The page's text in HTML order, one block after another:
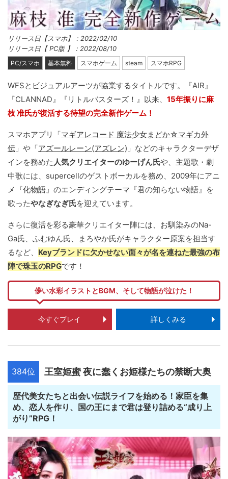
リリース日【スマホ】：2022/02/10
リリース日【 PC版 】：2022/08/10
PC/スマホ 基本無料 スマホゲーム steam スマホRPG
WFSとビジュアルアーツが協業するタイトルです。『AIR』
『CLANNAD』『リトルバスターズ！』以来、 15年振りに麻
枝 准氏が復活する待望の完全新作ゲーム！
スマホアプリ「マギアレコード 魔法少女まどか☆マギカ外
伝 」や「アズールレーン(アズレン) 」などのキャラクターデザ
インを務めた 人気クリエイターのゆーげん氏や、主題歌・劇
中歌には、supercellのゲストボーカルを務め、2009年にアニ
メ『化物語』のエンディングテーマ『君の知らない物語』を
歌ったやなぎなぎ氏を迎えています。
さらに復活を彩る豪華クリエイター陣には、お馴染みのNa-
Ga氏、ふむゆん氏、まろやか氏がキャラクター原案を担当す
るなど、 Keyブランドに欠かせない面々が名を連ねた最強の布
陣で珠玉のRPGです！
儚い水彩イラストとBGM、そして物語が泣けた！
今すぐプレイ 詳しくみる
384位 王室姫蜜 夜に蠢くお姫様たちの禁断大奥
歴代美女たちと出会い伝説ライフを始める！家臣を集
め、恋人を作り、国の王にまで君は登り詰める“成り上
がり”RPG！